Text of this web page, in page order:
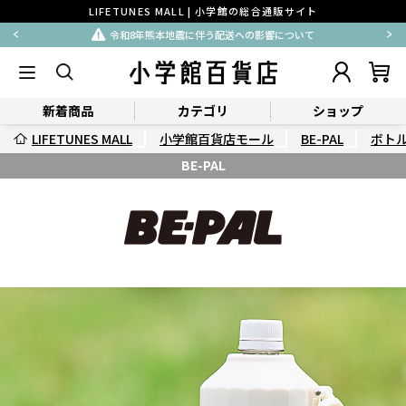
LIFETUNES MALL | 小学館の総合通販サイト
令和8年熊本地震に伴う配送への影響について
新着商品 カテゴリ
ショップ
LIFETUNES MALL
小学館百貨店モール BE-PAL
ボト
BE-PAL